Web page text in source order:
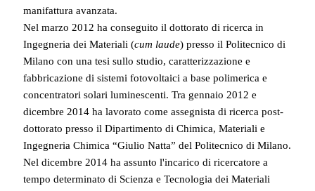
manifattura avanzata.
Nel marzo 2012 ha conseguito il dottorato di ricerca in
Ingegneria dei Materiali (cum laude) presso il Politecnico di
Milano con una tesi sullo studio, caratterizzazione e
fabbricazione di sistemi fotovoltaici a base polimerica e
concentratori solari luminescenti. Tra gennaio 2012 e
dicembre 2014 ha lavorato come assegnista di ricerca post-
dottorato presso il Dipartimento di Chimica, Materiali e
Ingegneria Chimica “Giulio Natta” del Politecnico di Milano.
Nel dicembre 2014 ha assunto l'incarico di ricercatore a
tempo determinato di Scienza e Tecnologia dei Materiali